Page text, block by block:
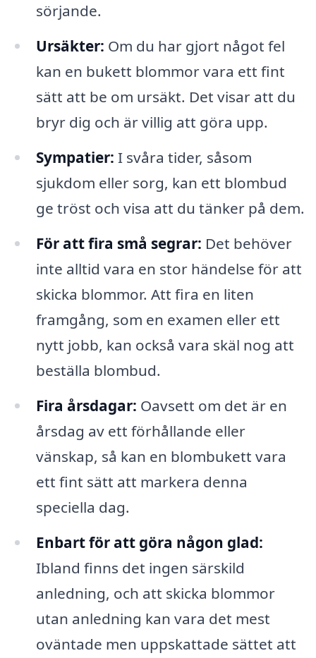
sörjande.
Ursäkter: Om du har gjort något fel
kan en bukett blommor vara ett fint
sätt att be om ursäkt. Det visar att du
bryr dig och är villig att göra upp.
Sympatier: I svåra tider, såsom
sjukdom eller sorg, kan ett blombud
ge tröst och visa att du tänker på dem.
För att fira små segrar: Det behöver
inte alltid vara en stor händelse för att
skicka blommor. Att fira en liten
framgång, som en examen eller ett
nytt jobb, kan också vara skäl nog att
beställa blombud.
Fira årsdagar: Oavsett om det är en
årsdag av ett förhållande eller
vänskap, så kan en blombukett vara
ett fint sätt att markera denna
speciella dag.
Enbart för att göra någon glad:
Ibland finns det ingen särskild
anledning, och att skicka blommor
utan anledning kan vara det mest
oväntade men uppskattade sättet att